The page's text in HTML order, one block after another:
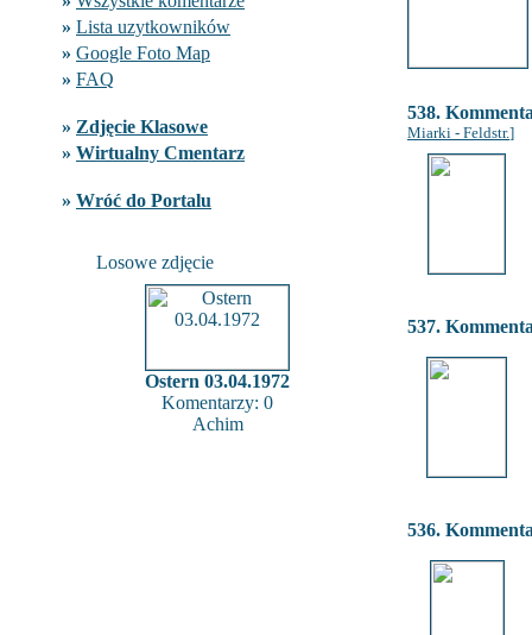
» Lista uzytkowników
» Google Foto Map
» FAQ
» Zdjęcie Klasowe
» Wirtualny Cmentarz
» Wróć do Portalu
Losowe zdjęcie
Ostern 03.04.1972
Komentarzy: 0
Achim
538.
Miarki - Feldstr.]
537.
536.